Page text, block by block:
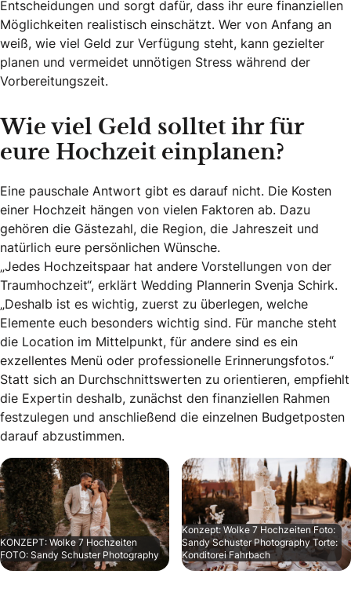
Entscheidungen und sorgt dafür, dass ihr eure finanziellen
Möglichkeiten realistisch einschätzt. Wer von Anfang an
weiß, wie viel Geld zur Verfügung steht, kann gezielter
planen und vermeidet unnötigen Stress während der
Vorbereitungszeit.
Wie viel Geld solltet ihr für
eure Hochzeit einplanen?
Eine pauschale Antwort gibt es darauf nicht. Die Kosten
einer Hochzeit hängen von vielen Faktoren ab. Dazu
gehören die Gästezahl, die Region, die Jahreszeit und
natürlich eure persönlichen Wünsche.
„Jedes Hochzeitspaar hat andere Vorstellungen von der
Traumhochzeit“, erklärt Wedding Plannerin Svenja Schirk.
„Deshalb ist es wichtig, zuerst zu überlegen, welche
Elemente euch besonders wichtig sind. Für manche steht
die Location im Mittelpunkt, für andere sind es ein
exzellentes Menü oder professionelle Erinnerungsfotos.“
Statt sich an Durchschnittswerten zu orientieren, empfiehlt
die Expertin deshalb, zunächst den finanziellen Rahmen
festzulegen und anschließend die einzelnen Budgetposten
darauf abzustimmen.
KONZEPT: Wolke 7 Hochzeiten
FOTO: Sandy Schuster Photography
Konzept: Wolke 7 Hochzeiten Foto:
Sandy Schuster Photography Torte:
Konditorei Fahrbach